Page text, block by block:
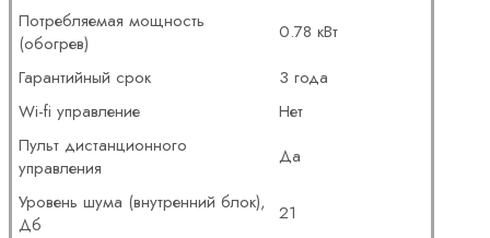
Потребляемая мощность
(обогрев)
0.78 кВт
Гарантийный срок
3 года
Wi-fi управление
Нет
Пульт дистанционного
управления
Да
Уровень шума (внутренний блок),
Дб
21